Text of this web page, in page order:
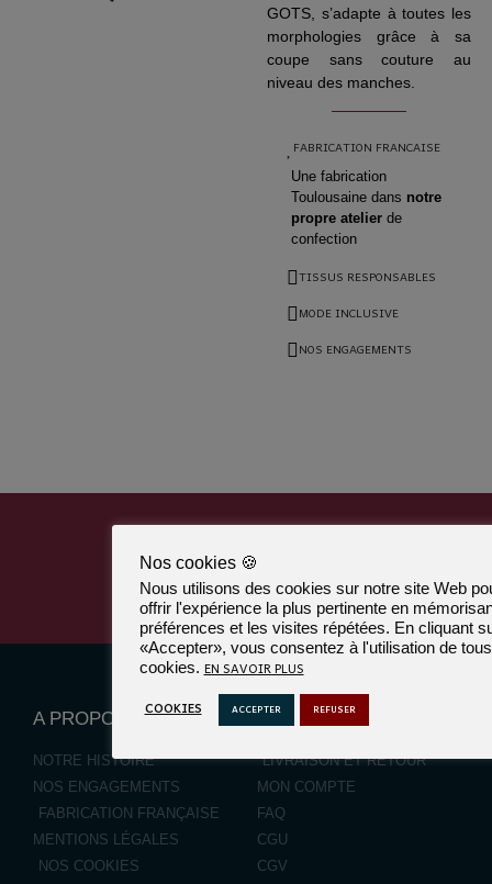
GOTS, s’adapte à toutes les
morphologies grâce à sa
coupe sans couture au
niveau des manches.
FABRICATION FRANCAISE
Une fabrication
Toulousaine dans notre
propre atelier de
confection
TISSUS RESPONSABLES
MODE INCLUSIVE
NOS ENGAGEMENTS
A PROPOS
NOTRE HISTOIRE
NOS ENGAGEMENTS
FABRICATION FRANÇAISE
MENTIONS LÉGALES
NOS COOKIES
AIDE
LIVRAISON ET RETOUR
MON COMPTE
FAQ
CGU
CGV
Nos cookies 🍪
Nous utilisons des cookies sur notre site Web
offrir l'expérience la plus pertinente en
préférences et les visites répétées. En cliquant
«Accepter», vous consentez à l'utilisation de
cookies. EN SAVOIR PLUS
COOKIES
ACCEPTER REFUSER